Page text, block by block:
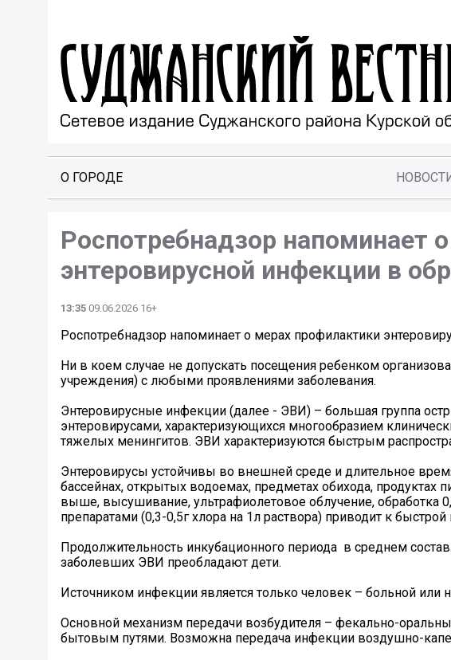
О ГОРОДЕ
Роспотребнадзор напоминает
энтеровирусной инфекции в
13:35 09.06.2026 16+
Роспотребнадзор напоминает о мерах профилактики
Ни в коем случае не допускать посещения ребенком
учреждения) с любыми проявлениями заболевания.
Энтеровирусные инфекции (далее - ЭВИ) – большая группа
энтеровирусами, характеризующихся многообразием
тяжелых менингитов. ЭВИ характеризуются быстрым
Энтеровирусы устойчивы во внешней среде и длительное
бассейнах, открытых водоемах, предметах обихода,
выше, высушивание, ультрафиолетовое облучение, обработка
препаратами (0,3-0,5г хлора на 1л раствора) приводит к
Продолжительность инкубационного периода в среднем
заболевших ЭВИ преобладают дети.
Источником инфекции является только человек – больной или
Основной механизм передачи возбудителя – фекально-
бытовым путями. Возможна передача инфекции воздушно-